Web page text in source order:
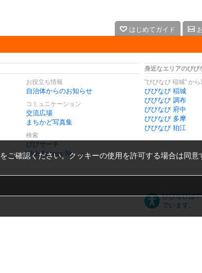
はじめてガイド
お役立ち情報
自治体からのお知らせ
コミュニケーション
交流広場
まちかど写真集
検索
びびサーチ
Web Access No.
身近なエリアのびび
"びびなび 稲城" か
びびなび 稲城
びびなび 調布
びびなび 府中
びびなび 多摩
びびなび 狛江
びびなびは
でいます。
をご確認ください。クッキーの使用を許可する場合は同意